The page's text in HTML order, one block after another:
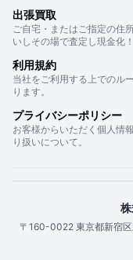
出張買取
ご自宅・またはご指定の住
いしその場で査定し現金化！
利用規約
当社をご利用する上でのル
ります。
プライバシーポリシー
お客様からいただく個人情
り扱いについて。
〒160-0022 東京都新宿区